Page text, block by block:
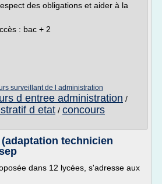
des obligations et aider à la
: bac + 2
surveillant de l administration
d entree administration /
d etat / concours
(adaptation technicien
dans 12 lycées, s'adresse aux